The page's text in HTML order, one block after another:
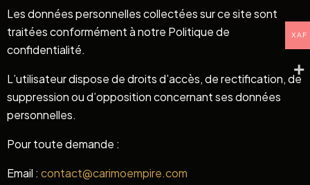
Les données personnelles collectées sur ce site sont
traitées conformément à notre Politique de
confidentialité.
L’utilisateur dispose de droits d’accès, de rectification, de
suppression ou d’opposition concernant ses données
personnelles.
Pour toute demande :
Email : contact@carimoempire.com
XAF